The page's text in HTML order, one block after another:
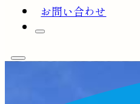
お問い合わせ